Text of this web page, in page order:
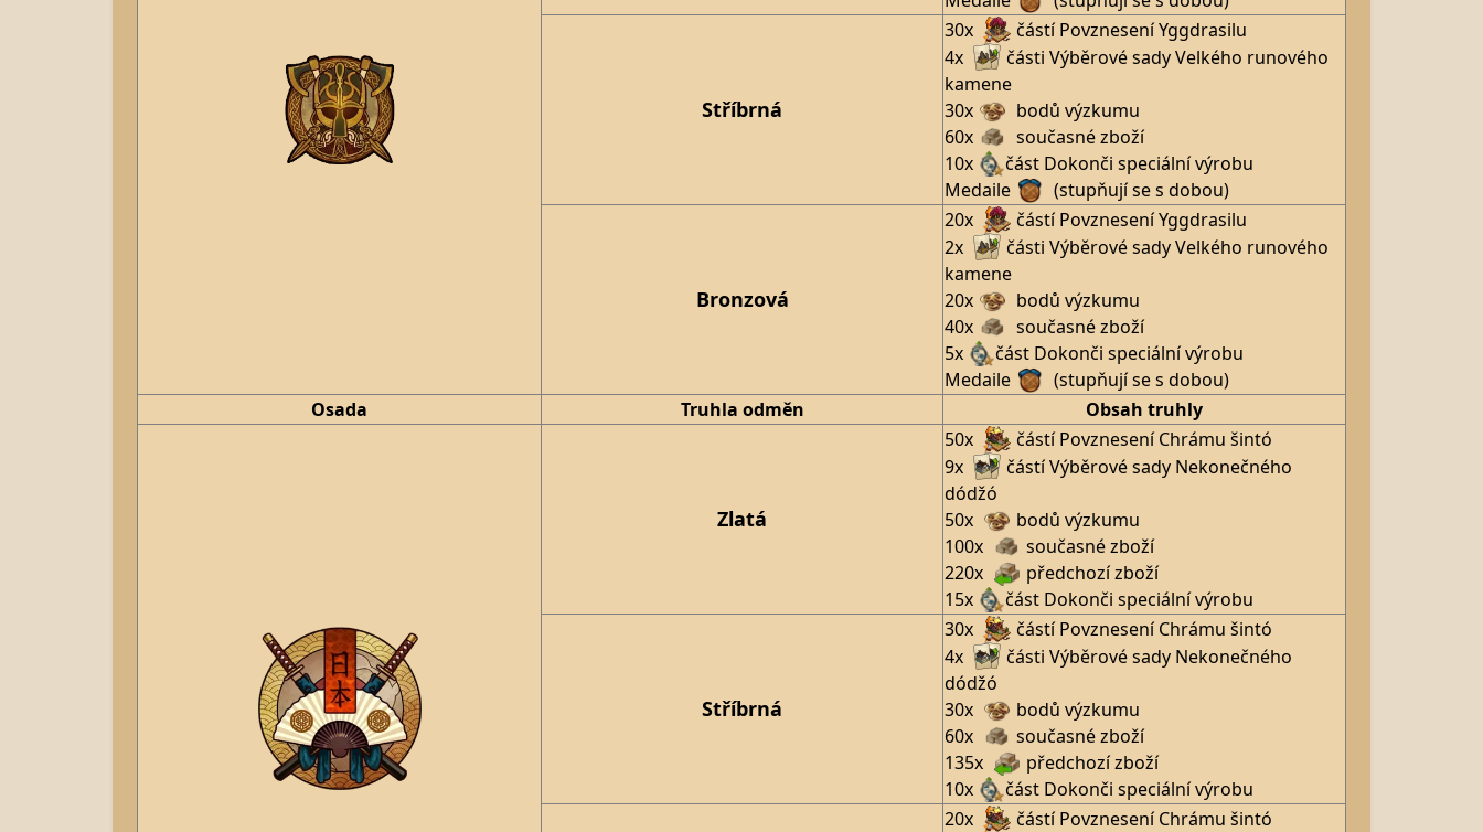
Stříbrná
30x
částí Povznesení Yggdrasilu
4x
části Výběrové sady Velkého runového
kamene
30x
bodů výzkumu
60x
současné zboží
10x
část Dokonči speciální výrobu
Medaile
(stupňují se s dobou)
Bronzová
20x
částí Povznesení Yggdrasilu
2x
části Výběrové sady Velkého runového
kamene
20x
bodů výzkumu
40x
současné zboží
5x
část Dokonči speciální výrobu
Medaile
(stupňují se s dobou)
Osada
Truhla odměn Obsah truhly
Zlatá
50x
částí Povznesení Chrámu šintó
9x
částí Výběrové sady Nekonečného
dódžó
50x
bodů výzkumu
100x
současné zboží
220x
předchozí zboží
15x
část Dokonči speciální výrobu
Stříbrná
30x
částí Povznesení Chrámu šintó
4x
části Výběrové sady Nekonečného
dódžó
30x
bodů výzkumu
60x
současné zboží
135x
předchozí zboží
10x
část Dokonči speciální výrobu
20x
částí Povznesení Chrámu šintó